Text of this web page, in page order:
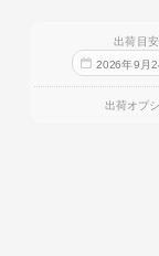
出荷目安
2026年9 月
出荷オプ